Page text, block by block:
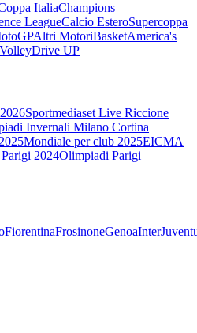
ItaliaChampions
LeagueCalcio EsteroSupercoppa
Altri MotoriBasketAmerica's
VolleyDrive UP
Sportmediaset Live Riccione
Invernali Milano Cortina
Mondiale per club 2025EICMA
2024Olimpiadi Parigi
FiorentinaFrosinoneGenoaInter